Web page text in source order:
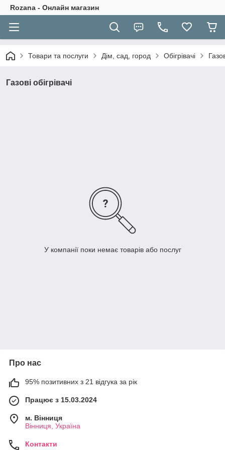
Rozana - Онлайн магазин
Товари та послуги Дім, сад, город Обігрівачі
Газові обігрівачі
У компанії поки немає товарів або послуг
Про нас
95% позитивних з 21 відгука за рік
Працює з 15.03.2024
м. Вінниця
Вінниця, Україна
Контакти